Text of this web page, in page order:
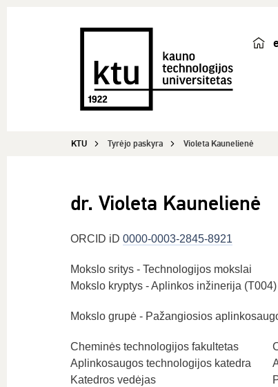
KTU Tyrėjo paskyra Violeta Kaunelienė
dr. Violeta Kaunelienė
ORCID iD 0000-0003-2845-8921
Mokslo sritys - Technologijos mokslai
Mokslo kryptys - Aplinkos inžinerija (T004)
Mokslo grupė - Pažangiosios
Cheminės technologijos fakultetas
Aplinkosaugos technologijos katedra
Katedros vedėjas